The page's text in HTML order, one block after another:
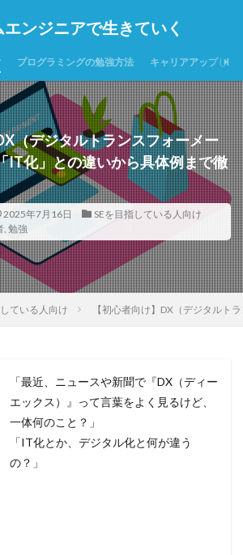
ンジニアで生きていく
プログラミングの勉強方法 キャリアアップした
（デジタルトランスフォーメー
IT化」との違いから具体例まで徹
2025年7月16日
SEを目指している人向け
, 勉強
ている人向け 【初心者向け】DX（デジタルト
「最近、ニュースや新聞で『DX（ディー
エックス）』って言葉をよく見るけど、
一体何のこと？」
「IT化とか、デジタル化と何が違う
の？」